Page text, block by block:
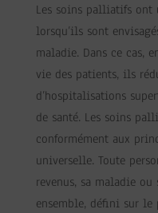
Les soins palliatifs ont
lorsqu’ils sont
maladie. Dans ce cas,
vie des patients, ils
d’hospitalisations
de santé. Les soins
conformément aux
universelle. Toute
revenus, sa maladie
ensemble, défini sur